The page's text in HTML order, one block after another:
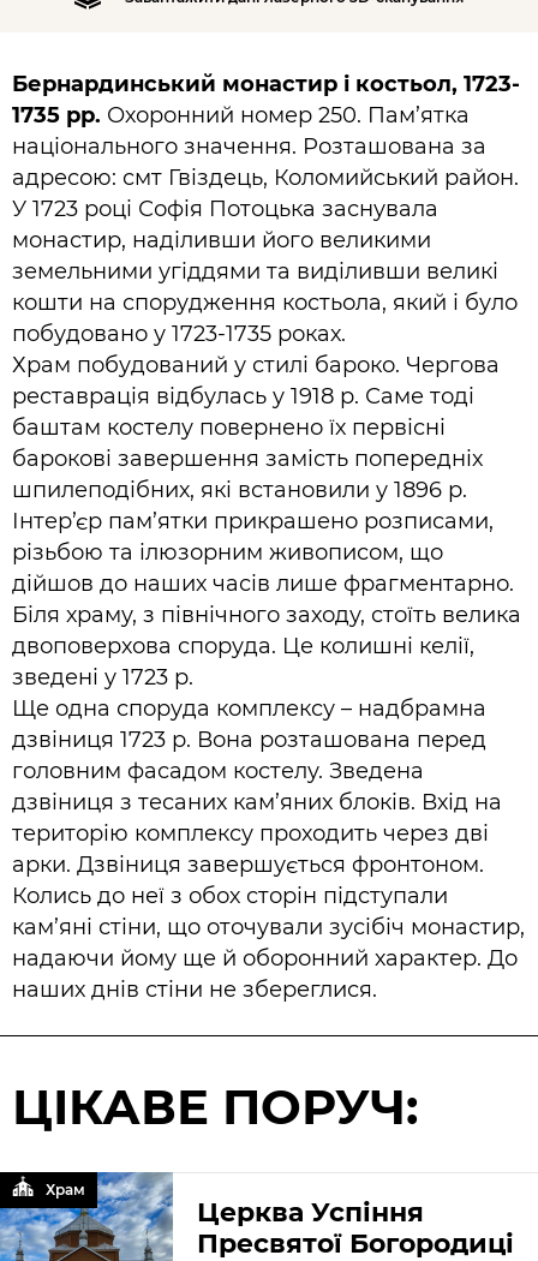
Бернардинський монастир і костьол, 1723-
1735 рр. Охоронний номер 250. Пам’ятка
національного значення. Розташована за
адресою: смт Гвіздець, Коломийський район.
У 1723 році Софія Потоцька заснувала
монастир, наділивши його великими
земельними угіддями та виділивши великі
кошти на спорудження костьола, який і було
побудовано у 1723-1735 роках.
Храм побудований у стилі бароко. Чергова
реставрація відбулась у 1918 р. Саме тоді
баштам костелу повернено їх первісні
барокові завершення замість попередніх
шпилеподібних, які встановили у 1896 р.
Інтер’єр пам’ятки прикрашено розписами,
різьбою та ілюзорним живописом, що
дійшов до наших часів лише фрагментарно.
Біля храму, з північного заходу, стоїть велика
двоповерхова споруда. Це колишні келії,
зведені у 1723 р.
Ще одна споруда комплексу – надбрамна
дзвіниця 1723 р. Вона розташована перед
головним фасадом костелу. Зведена
дзвіниця з тесаних кам’яних блоків. Вхід на
територію комплексу проходить через дві
арки. Дзвіниця завершується фронтоном.
Колись до неї з обох сторін підступали
кам’яні стіни, що оточували зусібіч монастир,
надаючи йому ще й оборонний характер. До
наших днів стіни не збереглися.
ЦІКАВЕ ПОРУЧ:
Церква Успіння
Пресвятої Богородиці
Храм